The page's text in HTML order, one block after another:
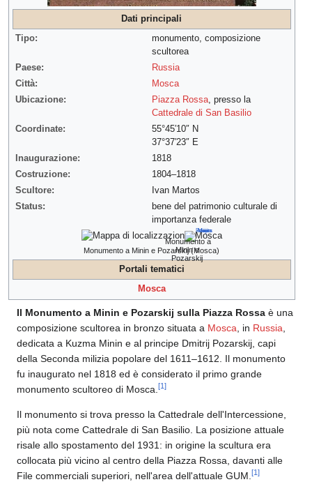
Dati principali
Tipo:
monumento, composizione
scultorea
Paese:
Russia
Città:
Mosca
Ubicazione:
Piazza Rossa, presso la
Cattedrale di San Basilio
Coordinate:
55°45′10″ N
37°37′23″ E
Inaugurazione:
1818
Costruzione:
1804–1818
Scultore:
Ivan Martos
Status:
bene del patrimonio culturale di
importanza federale
Monumento a
Minin e
Pozarskij
Monumento a Minin e Pozarskij (Mosca)
Portali tematici
Mosca
Il Monumento a Minin e Pozarskij sulla Piazza Rossa è una
composizione scultorea in bronzo situata a Mosca , in Russia
dedicata a Kuzma Minin e al principe Dmitrij Pozarskij, capi
della Seconda milizia popolare del 1611–1612. Il monumento
fu inaugurato nel 1818 ed è considerato il primo grande
monumento scultoreo di Mosca. [1]
Il monumento si trova presso la Cattedrale dell'Intercessione,
più nota come Cattedrale di San Basilio. La posizione attuale
risale allo spostamento del 1931: in origine la scultura era
collocata più vicino al centro della Piazza Rossa, davanti alle
File commerciali superiori, nell'area dell'attuale GUM. [1]